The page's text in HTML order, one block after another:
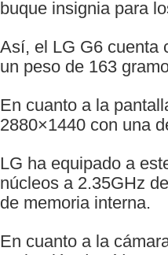
buque insignia para
Así, el LG G6 cuenta
un peso de 163
En cuanto a la
2880×1440 con una
LG ha equipado a
núcleos a 2.35GHz
de memoria interna.
En cuanto a la